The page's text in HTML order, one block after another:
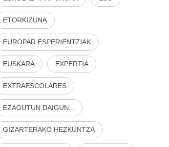
ETORKIZUNA
EUROPAR ESPERIENTZIAK
EUSKARA EXPERTIA
EXTRAESCOLARES
EZAGUTUN DAIGUN...
GIZARTERAKO HEZKUNTZA